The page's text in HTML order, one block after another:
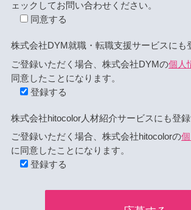
ェックしてお問い合わせください。
同意する
株式会社DYM就職・転職支援サービスにも
ご登録いただく場合、株式会社DYMの個人
同意したことになります。
登録する
株式会社hitocolor人材紹介サービスにも登
ご登録いただく場合、株式会社hitocolorの
に同意したことになります。
登録する